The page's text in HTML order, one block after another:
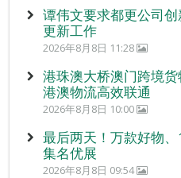
谭伟文要求都更公司
更新工作
2026年8月8日 11:28
港珠澳大桥澳门跨境
港澳物流高效联通
2026年8月8日 10:00
最后两天！万款好物
集名优展
2026年8月8日 09:54